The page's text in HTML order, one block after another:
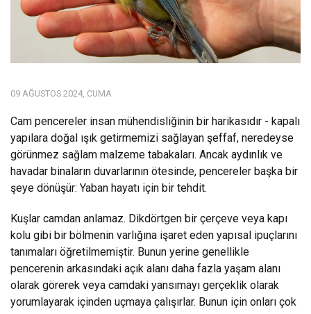
09 AĞUSTOS 2024, CUMA
Cam pencereler insan mühendisliğinin bir harikasıdır - kapalı
yapılara doğal ışık getirmemizi sağlayan şeffaf, neredeyse
görünmez sağlam malzeme tabakaları. Ancak aydınlık ve
havadar binaların duvarlarının ötesinde, pencereler başka bir
şeye dönüşür: Yaban hayatı için bir tehdit.
Kuşlar camdan anlamaz. Dikdörtgen bir çerçeve veya kapı
kolu gibi bir bölmenin varlığına işaret eden yapısal ipuçlarını
tanımaları öğretilmemiştir. Bunun yerine genellikle
pencerenin arkasındaki açık alanı daha fazla yaşam alanı
olarak görerek veya camdaki yansımayı gerçeklik olarak
yorumlayarak içinden uçmaya çalışırlar. Bunun için onları çok